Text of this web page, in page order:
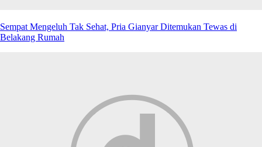
Sempat Mengeluh Tak Sehat, Pria Gianyar Ditemukan Tewas di
Belakang Rumah